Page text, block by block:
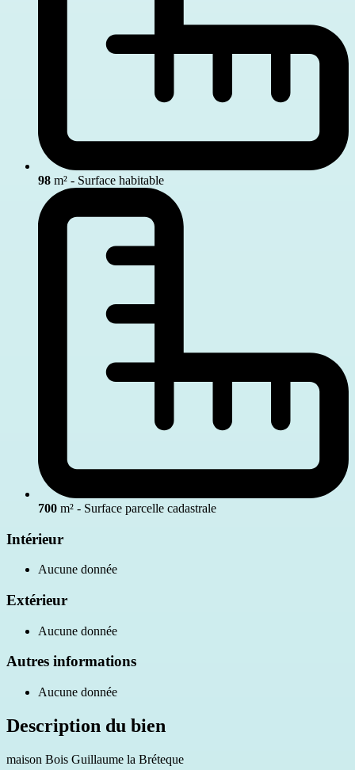
98 m² - Surface habitable
700 m² - Surface parcelle cadastrale
Intérieur
Aucune donnée
Extérieur
Aucune donnée
Autres informations
Aucune donnée
Description du bien
maison Bois Guillaume la Bréteque